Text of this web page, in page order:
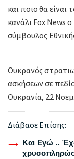
και ποιο θα είναι
κανάλι Fox News
σύμβουλος
Ουκρανός
ασκήσεων σε
Ουκρανία, 22
Διάβασε Επίσης:
Και Εγώ ..